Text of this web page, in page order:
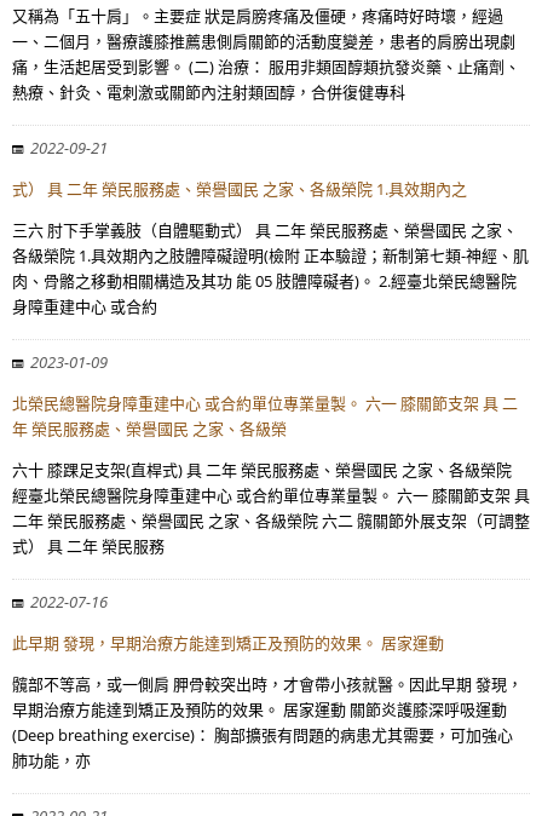
又稱為「五十肩」。主要症 狀是肩膀疼痛及僵硬，疼痛時好時壞，經過
一、二個月，醫療護膝推薦患側肩關節的活動度變差，患者的肩膀出現劇
痛，生活起居受到影響。 (二) 治療： 服用非類固醇類抗發炎藥、止痛劑、
熱療、針灸、電刺激或關節內注射類固醇，合併復健專科
2022-09-21
式） 具 二年 榮民服務處、榮譽國民 之家、各級榮院 1.具效期內之
三六 肘下手掌義肢（自體驅動式） 具 二年 榮民服務處、榮譽國民 之家、
各級榮院 1.具效期內之肢體障礙證明(檢附 正本驗證；新制第七類-神經、肌
肉、骨骼之移動相關構造及其功 能 05 肢體障礙者)。 2.經臺北榮民總醫院
身障重建中心 或合約
2023-01-09
北榮民總醫院身障重建中心 或合約單位專業量製。 六一 膝關節支架 具 二
年 榮民服務處、榮譽國民 之家、各級榮
六十 膝踝足支架(直桿式) 具 二年 榮民服務處、榮譽國民 之家、各級榮院
經臺北榮民總醫院身障重建中心 或合約單位專業量製。 六一 膝關節支架 具
二年 榮民服務處、榮譽國民 之家、各級榮院 六二 髖關節外展支架（可調整
式） 具 二年 榮民服務
2022-07-16
此早期 發現，早期治療方能達到矯正及預防的效果。 居家運動
髖部不等高，或一側肩 胛骨較突出時，才會帶小孩就醫。因此早期 發現，
早期治療方能達到矯正及預防的效果。 居家運動 關節炎護膝深呼吸運動
(Deep breathing exercise)： 胸部擴張有問題的病患尤其需要，可加強心
肺功能，亦